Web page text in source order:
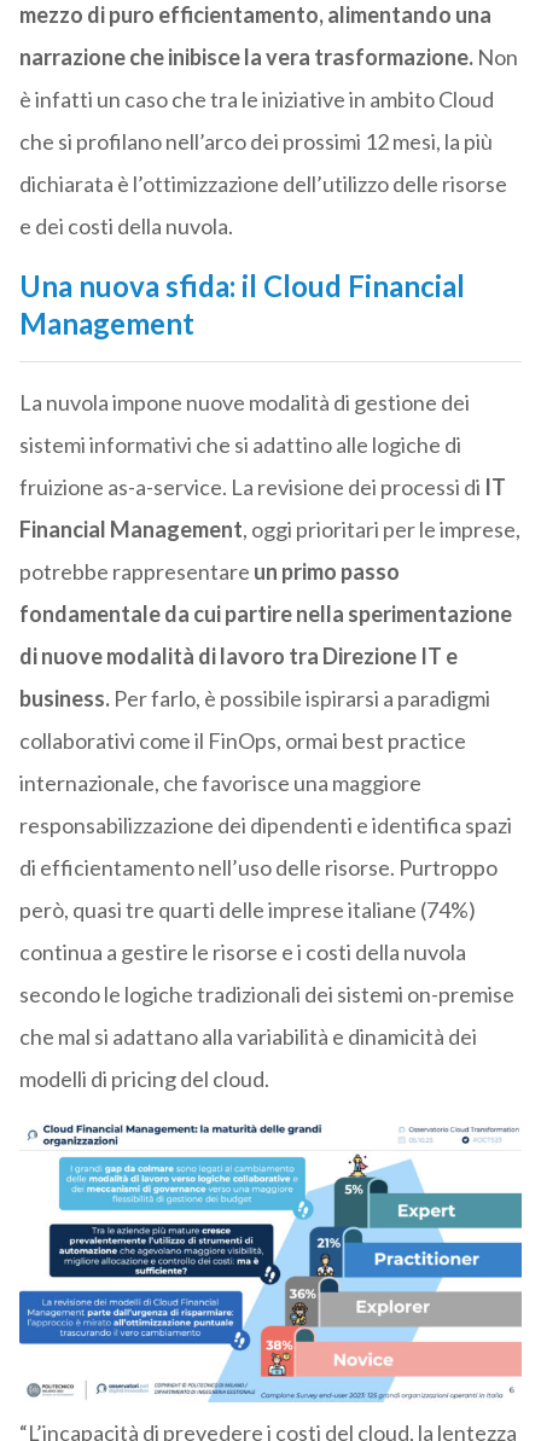
mezzo di puro efficientamento, alimentando una
narrazione che inibisce la vera trasformazione. Non
è infatti un caso che tra le iniziative in ambito Cloud
che si profilano nell’arco dei prossimi 12 mesi, la più
dichiarata è l’ottimizzazione dell’utilizzo delle risorse
e dei costi della nuvola.
Una nuova sfida: il Cloud Financial
Management
La nuvola impone nuove modalità di gestione dei
sistemi informativi che si adattino alle logiche di
fruizione as-a-service. La revisione dei processi di IT
Financial Management, oggi prioritari per le imprese,
potrebbe rappresentare un primo passo
fondamentale da cui partire nella sperimentazione
di nuove modalità di lavoro tra Direzione IT e
business. Per farlo, è possibile ispirarsi a paradigmi
collaborativi come il FinOps, ormai best practice
internazionale, che favorisce una maggiore
responsabilizzazione dei dipendenti e identifica spazi
di efficientamento nell’uso delle risorse. Purtroppo
però, quasi tre quarti delle imprese italiane (74%)
continua a gestire le risorse e i costi della nuvola
secondo le logiche tradizionali dei sistemi on-premise
che mal si adattano alla variabilità e dinamicità dei
modelli di pricing del cloud.
“L’incapacità di prevedere i costi del cloud, la lentezza